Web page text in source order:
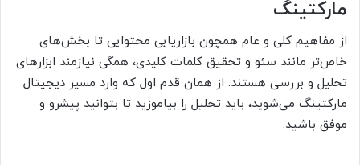
مارکتینگ
از مفاهیم کلی و عام همچون بازاریابی محتوایی تا بخش‌های
خاص‌تر مانند سئو و تحقیق کلمات کلیدی، همگی نیازمند ابزارهای
تحلیل و بررسی هستند. از همان قدم اول که وارد مسیر دیجیتال
مارکتینگ می‌شوید، باید تحلیل را بیاموزید تا بتوانید پیشرو و
موفق باشید.